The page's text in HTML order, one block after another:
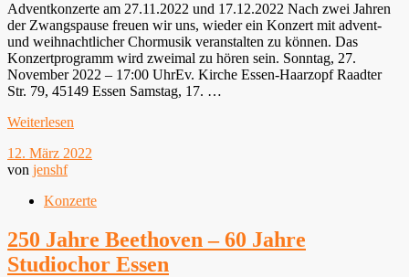
Adventkonzerte am 27.11.2022 und 17.12.2022 Nach zwei Jahren
der Zwangspause freuen wir uns, wieder ein Konzert mit advent-
und weihnachtlicher Chormusik veranstalten zu können. Das
Konzertprogramm wird zweimal zu hören sein. Sonntag, 27.
November 2022 – 17:00 UhrEv. Kirche Essen-Haarzopf Raadter
Str. 79, 45149 Essen Samstag, 17. …
Weiterlesen
12. März 2022
von jenshf
Konzerte
250 Jahre Beethoven – 60 Jahre
Studiochor Essen